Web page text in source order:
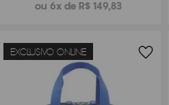
ou 6x de R$ 149,83
EXCLUSIVO ONLINE